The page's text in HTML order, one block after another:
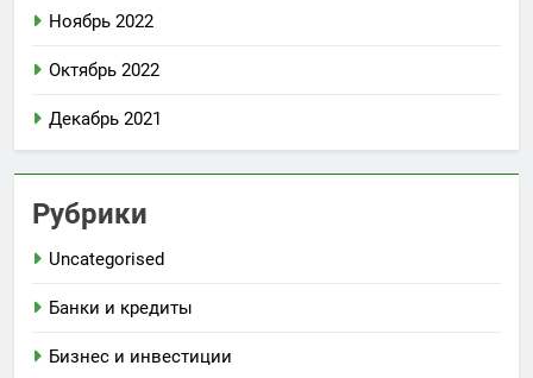
Ноябрь 2022
Октябрь 2022
Декабрь 2021
Рубрики
Uncategorised
Банки и кредиты
Бизнес и инвестиции